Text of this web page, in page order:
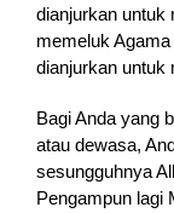
dianjurkan untuk
memeluk
dianjurkan untuk
Bagi Anda yang
atau dewasa,
sesungguhnya
Pengampun lagi